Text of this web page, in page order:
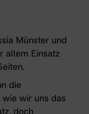
Münster und
allem Einsatz
die
wie wir uns das
doch